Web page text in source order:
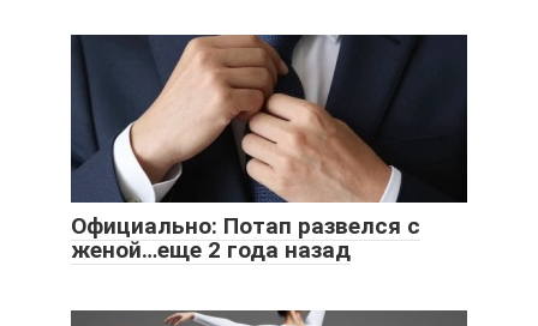
Официально: Потап развелся с
женой…еще 2 года назад